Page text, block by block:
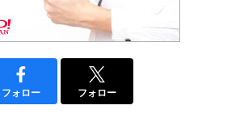
フォロー フォロー